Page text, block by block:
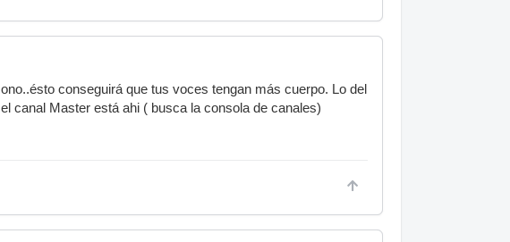
conseguirá que tus voces tengan más cuerpo. Lo del
canal Master está ahi ( busca la consola de canales)